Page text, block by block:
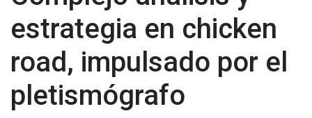
estrategia en chicken
road, impulsado por el
pletismógrafo